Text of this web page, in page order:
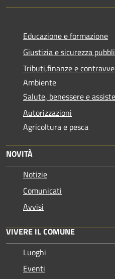
Educazione e formazione
Giustizia e sicurezza
Tributi,finanze e
Ambiente
Salute, benessere e
Autorizzazioni
Agricoltura e pesca
NOVITÀ
Notizie
Comunicati
Avvisi
VIVERE IL COMUNE
Luoghi
Eventi